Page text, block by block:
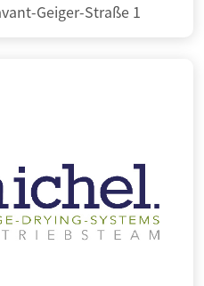
Geiger-Straße 1